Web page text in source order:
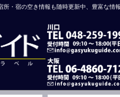
所・宿の空き情報も随時更新中、豊富な情